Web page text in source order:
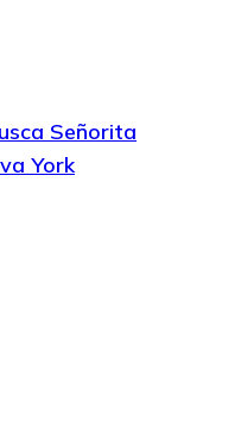
Señorita
York